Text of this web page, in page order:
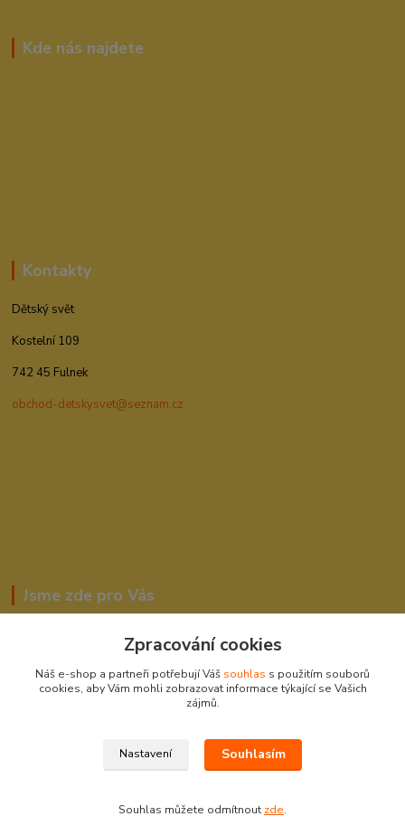
Kde nás najdete
Kontakty
Dětský svět
Kostelní 109
742 45 Fulnek
obchod-detskysvet@seznam.cz
Jsme zde pro Vás
604278943
Zpracování cookies
Náš e-shop a partneři potřebují Váš souhlas s použitím souborů
cookies, aby Vám mohli zobrazovat informace týkající se Vašich
zájmů.
Nastavení Souhlasím
Souhlas můžete odmítnout zde.